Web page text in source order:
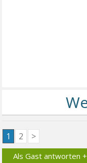
1 2 >
Als Gast antworten +